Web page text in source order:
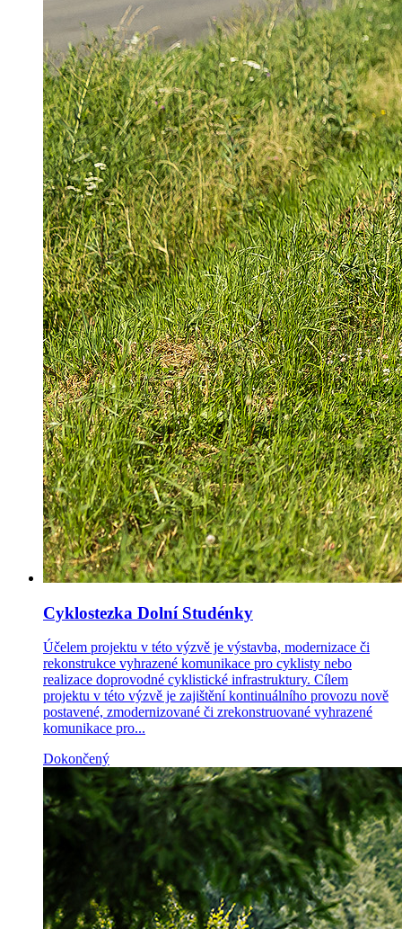
Cyklostezka Dolní Studénky
Účelem projektu v této výzvě je výstavba, modernizace či
rekonstrukce vyhrazené komunikace pro cyklisty nebo
realizace doprovodné cyklistické infrastruktury. Cílem
projektu v této výzvě je zajištění kontinuálního provozu nově
postavené, zmodernizované či zrekonstruované vyhrazené
komunikace pro...
Dokončený